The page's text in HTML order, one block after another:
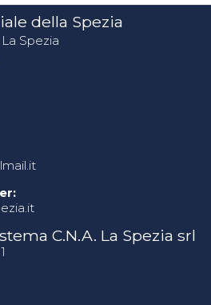
della Spezia
Spezia
C.N.A. La Spezia srl